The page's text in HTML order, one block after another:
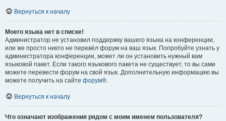
Вернуться к началу
Моего языка нет в списке!
Администратор не установил поддержку вашего языка на конференции,
или же просто никто не перевёл форум на ваш язык. Попробуйте узнать у
администратора конференции, может ли он установить нужный вам
языковой пакет. Если такого языкового пакета не существует, то вы сами
можете перевести форум на свой язык. Дополнительную информацию вы
можете получить на сайте форум®.
Вернуться к началу
Что означают изображения рядом с моим именем пользователя?